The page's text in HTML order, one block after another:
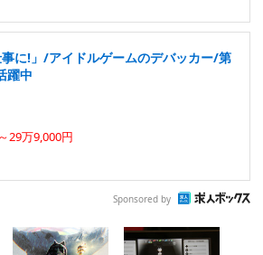
事に!」/アイドルゲームのデバッカー/第
躍中
29万9,000円
Sponsored by